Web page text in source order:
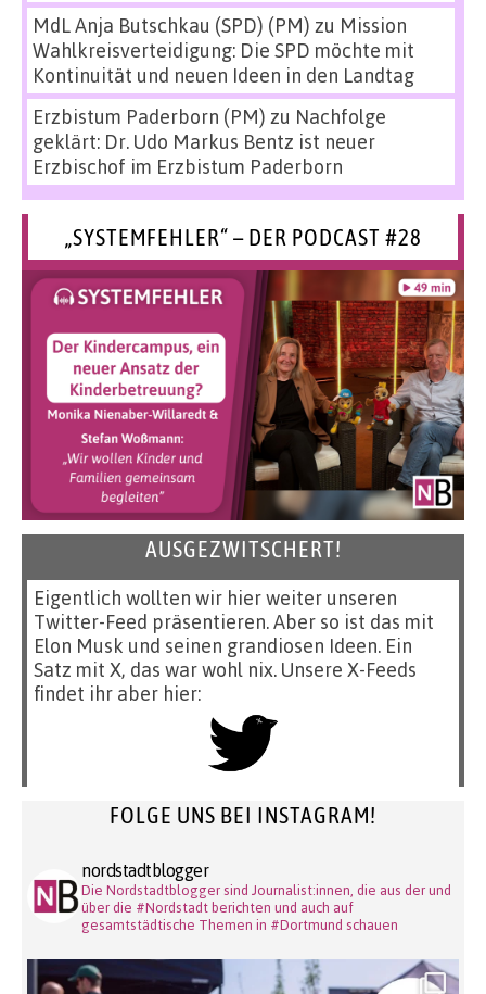
MdL Anja Butschkau (SPD) (PM) zu Mission
Wahlkreisverteidigung: Die SPD möchte mit
Kontinuität und neuen Ideen in den Landtag
Erzbistum Paderborn (PM) zu Nachfolge
geklärt: Dr. Udo Markus Bentz ist neuer
Erzbischof im Erzbistum Paderborn
„SYSTEMFEHLER“ – DER PODCAST #28
AUSGEZWITSCHERT!
Eigentlich wollten wir hier weiter unseren
Twitter-Feed präsentieren. Aber so ist das mit
Elon Musk und seinen grandiosen Ideen. Ein
Satz mit X, das war wohl nix. Unsere X-Feeds
findet ihr aber hier:
FOLGE UNS BEI INSTAGRAM!
nordstadtblogger
Die Nordstadtblogger sind Journalist:innen, die aus der und
über die #Nordstadt berichten und auch auf
gesamtstädtische Themen in #Dortmund schauen